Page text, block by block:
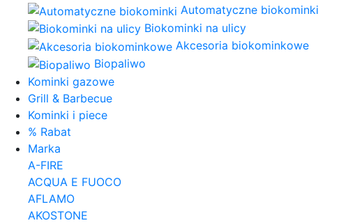
Automatyczne biokominki
Biokominki na ulicy
Akcesoria biokominkowe
Biopaliwo
Kominki gazowe
Grill & Barbecue
Kominki i piece
% Rabat
Marka
A-FIRE
ACQUA E FUOCO
AFLAMO
AKOSTONE